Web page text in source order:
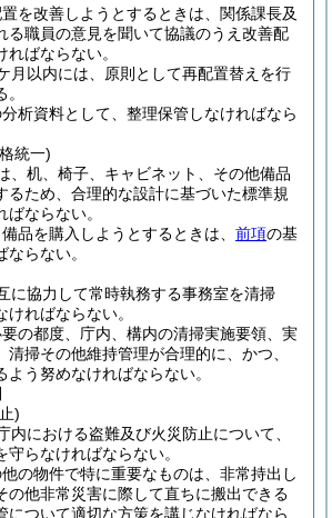
を改善しようとするときは、関係課長及
る職員の意見を聞いて協議のうえ改善配
ばならない。
月以内には、原則として再配置替えを行
析資料として、整理保管しなければなら
統一)
、机、椅子、キャビネット、その他備品
るため、合理的な設計に基づいた標準規
ならない。
品を購入しようとするときは、 前項の基
らない。
に協力して常時執務する事務室を清掃
ければならない。
の都度、庁内、構内の清掃実施要領、実
清掃その他維持管理が合理的に、かつ、
よう努めなければならない。
)
内における盗難及び火災防止について、
守らなければならない。
の物件で特に重要なものは、非常持出し
の他非常災害に際して直ちに搬出できる
について適切な方策を講じなければなら